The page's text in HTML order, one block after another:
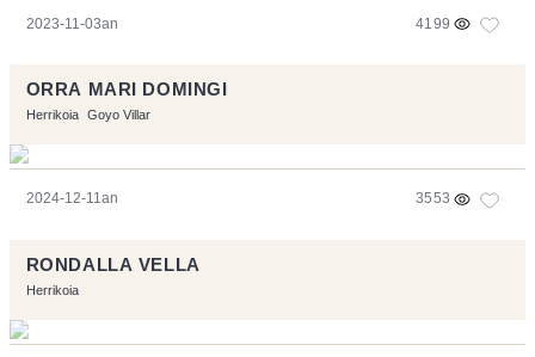
2023-11-03an 4199
ORRA MARI DOMINGI
Herrikoia Goyo Villar
2024-12-11an 3553
RONDALLA VELLA
Herrikoia